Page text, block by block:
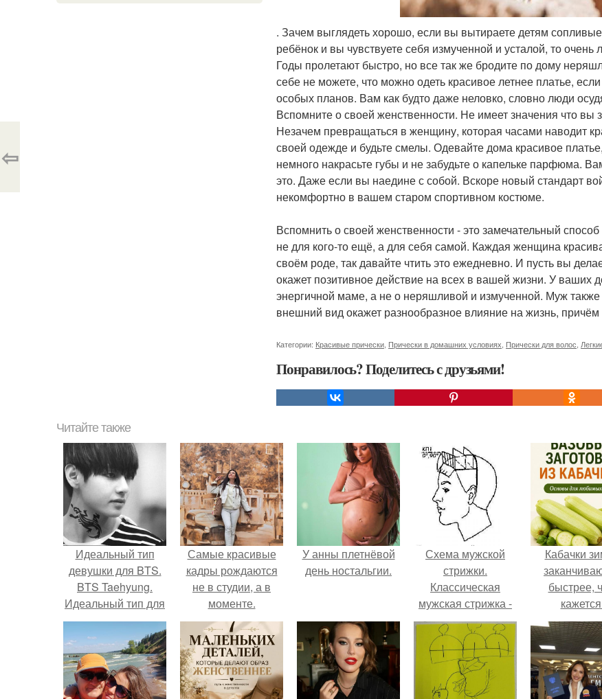
. Зачем выглядеть хорошо, если вы вытираете детям
ребёнок и вы чувствуете себя измученной и усталой, то очень
Годы пролетают быстро, но все так же бродите по дому
себе не можете, что можно одеть красивое летнее платье,
особых планов. Вам как будто даже неловко, словно люди
Вспомните о своей женственности. Не имеет значения что вы
Незачем превращаться в женщину, которая часами наводит
своей одежде и будьте смелы. Одевайте дома красивое
немного накрасьте губы и не забудьте о капельке парфюма.
это. Даже если вы наедине с собой. Вскоре новый стандарт
некомфортно в вашем старом спортивном костюме.
Вспомнить о своей женственности - это замечательный
не для кого-то ещё, а для себя самой. Каждая женщина
своём роде, так давайте чтить это ежедневно. И пусть вы
окажет позитивное действие на всех в вашей жизни. У ваших
энергичной маме, а не о неряшливой и измученной. Муж
внешний вид окажет разнообразное влияние на жизнь,
Категории: Красивые прически Прически в домашних условиях Прически для волос
Понравилось? Поделитесь с друзьями!
⇦
Читайте также
Идеальный тип
девушки для BTS.
BTS Taehyung.
Идеальный тип для
тэхена:
Самые красивые
кадры рождаются
не в студии, а в
моменте.
У анны плетнёвой
день ностальгии.
Схема мужской
стрижки.
Классическая
мужская стрижка -
точная пошаговая
схема выполнения:
Кабачки
быстрее,